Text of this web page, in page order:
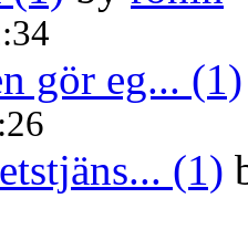
gör eg... (1)
(1)